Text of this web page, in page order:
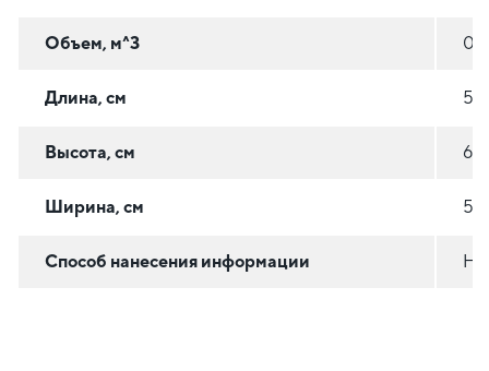
Объем, м^3
Длина, см 51
Высота, см
Ширина, см 56
Способ нанесения информации На